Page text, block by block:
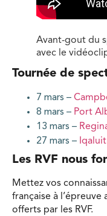
Avant-gout du
avec le
Tournée de
7 mars –
8 mars – Port
13 mars –
27 mars – Iqaluit
Les RVF nous
Mettez vos
française à
offerts par les RVF.